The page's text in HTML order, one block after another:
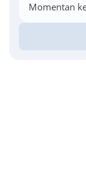
Momentan